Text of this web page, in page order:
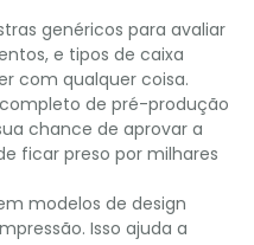
genéricos para avaliar
e tipos de caixa
com qualquer coisa.
de pré-produção
chance de aprovar a
ficar preso por milhares
modelos de design
Isso ajuda a